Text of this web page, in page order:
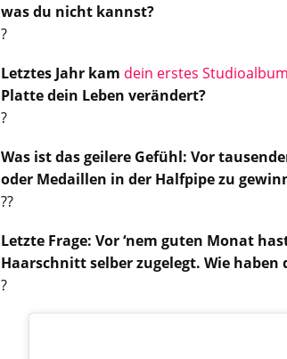
was du nicht kannst?
?
Letztes Jahr kam dein erstes Studioalbum
Platte dein Leben verändert?
?
Was ist das geilere Gefühl: Vor
oder Medaillen in der Halfpipe zu
??
Letzte Frage: Vor ‘nem guten Monat
Haarschnitt selber zugelegt. Wie haben
?